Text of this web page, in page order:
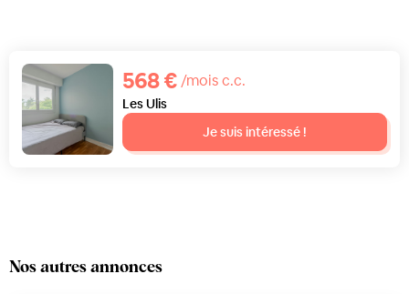
568 € /mois c.c.
Les Ulis
Je suis intéressé !
Nos autres annonces